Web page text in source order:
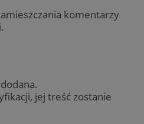
komentarzy
jej treść zostanie